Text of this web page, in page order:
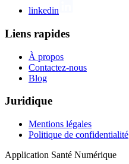
linkedin
Liens rapides
À propos
Contactez-nous
Blog
Juridique
Mentions légales
Politique de confidentialité
Application Santé Numérique